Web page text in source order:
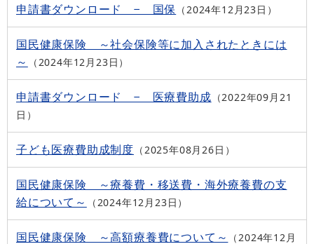
申請書ダウンロード − 国保 2024年12月23日
国民健康保険 ～社会保険等に加入されたときには
～
2024年12月23日
申請書ダウンロード − 医療費助成
2022年09月21
日
子ども医療費助成制度 2025年08月26日
国民健康保険 ～療養費・移送費・海外療養費の支
給について～
2024年12月23日
国民健康保険 ～高額療養費について～
2024年12月